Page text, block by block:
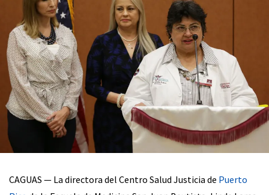
CAGUAS — La directora del Centro Salud Justicia de Puerto